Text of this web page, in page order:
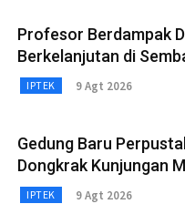
Profesor Berdampak
Berkelanjutan di
IPTEK 9 Agt 2026
Gedung Baru
Dongkrak Kunjungan
IPTEK 9 Agt 2026